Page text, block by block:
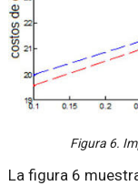
Figura 6.
La figura 6